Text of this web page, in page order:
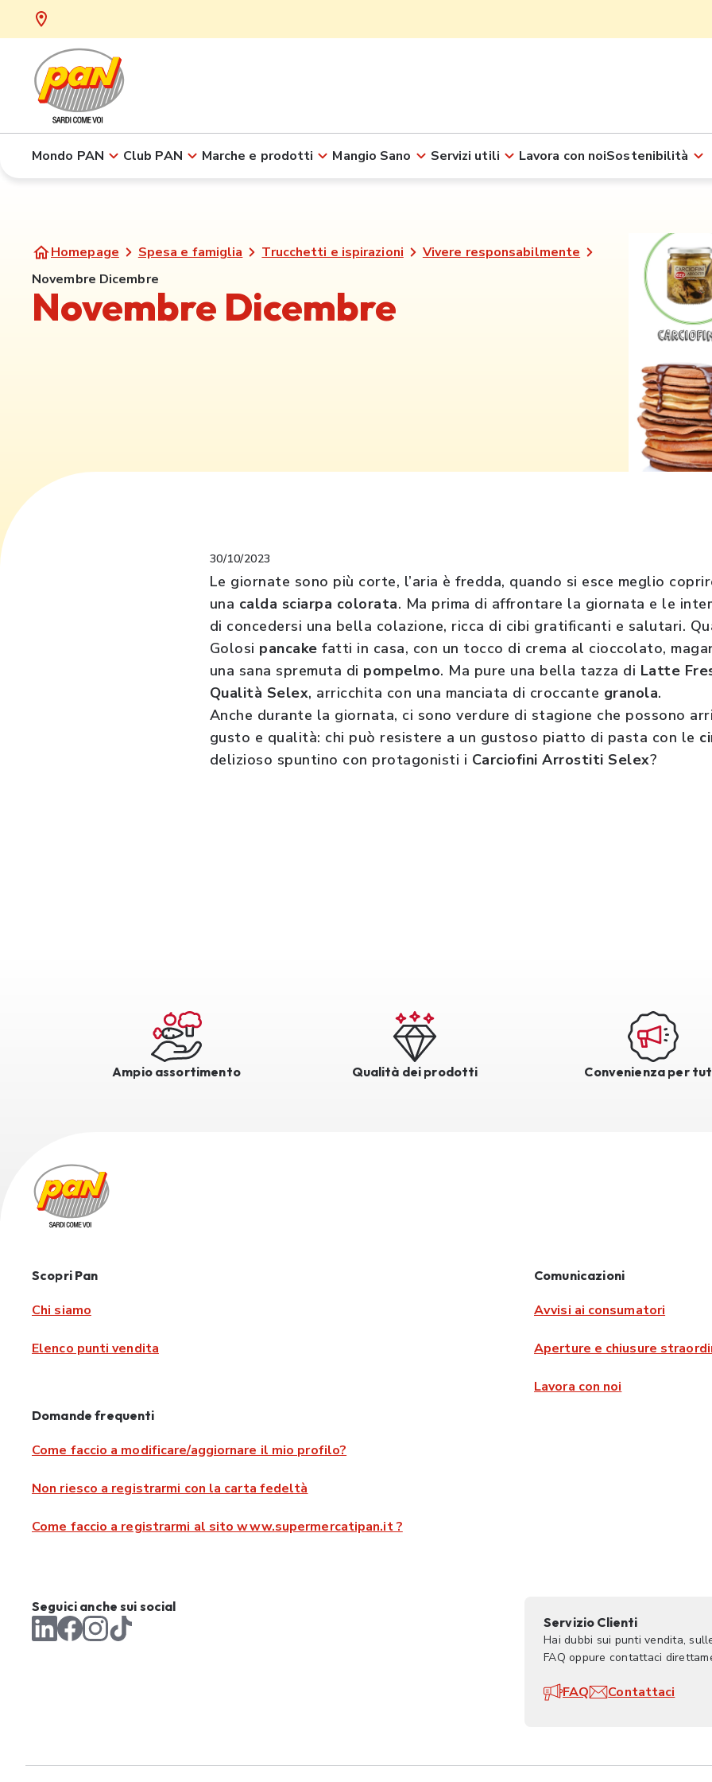
Mondo PAN Club PAN Marche e prodotti Mangio Sano Servizi utili Lavora con noiSostenibilità
Homepage Spesa e famiglia Trucchetti e ispirazioni
Vivere responsabilmente
Novembre Dicembre
Novembre Dicembre
30/10/2023
Le giornate sono più corte, l’aria è fredda, quando si esce meglio
una calda sciarpa colorata. Ma prima di affrontare la giornata e le
di concedersi una bella colazione, ricca di cibi gratificanti e salutari.
Golosi pancake fatti in casa, con un tocco di crema al cioccolato,
una sana spremuta di pompelmo. Ma pure una bella tazza di Latte
Qualità Selex, arricchita con una manciata di croccante granola.
Anche durante la giornata, ci sono verdure di stagione che possono
gusto e qualità: chi può resistere a un gustoso piatto di pasta con le
delizioso spuntino con protagonisti i Carciofini Arrostiti Selex?
Ampio assortimento Qualità dei prodotti Convenienza per
Scopri Pan
Chi siamo
Elenco punti vendita
Comunicazioni
Avvisi ai consumatori
Aperture e chiusure
Lavora con noi
Domande frequenti
Come faccio a modificare/aggiornare il mio profilo?
Non riesco a registrarmi con la carta fedeltà
Come faccio a registrarmi al sito www.supermercatipan.it ?
Seguici anche sui social
Servizio Clienti
Hai dubbi sui punti vendita,
FAQ oppure contattaci
FAQ Contattaci